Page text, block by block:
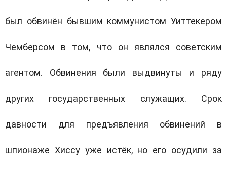
был обвинён бывшим коммунистом Уиттекером
Чемберсом в том, что он являлся советским
агентом. Обвинения были выдвинуты и ряду
других государственных служащих. Срок
давности для предъявления обвинений в
шпионаже Хиссу уже истёк, но его осудили за